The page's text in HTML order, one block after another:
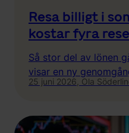
Resa billigt i
kostar fyra
Så stor del av lönen
visar en ny
25 juni 2026, Ola